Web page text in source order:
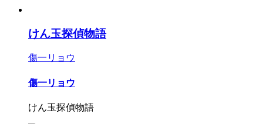
けん玉探偵物語
傷一リョウ
傷一リョウ
けん玉探偵物語